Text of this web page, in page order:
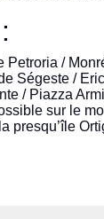
/
Ségeste /
/ Piazza
sur le
presqu’île